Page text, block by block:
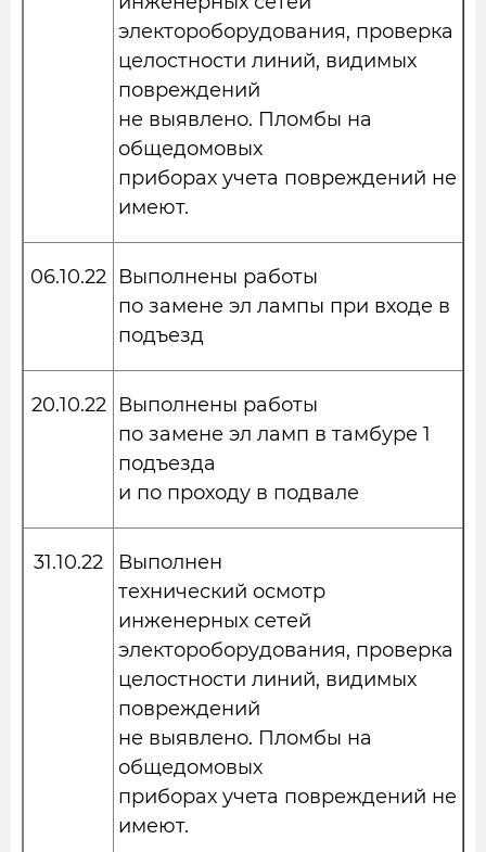
электороборудования, проверка
целостности линий, видимых
повреждений
не выявлено. Пломбы на
общедомовых
приборах учета повреждений не
имеют.
06.10.22 Выполнены работы
по замене эл лампы при входе в
подъезд
20.10.22
Выполнены работы
по замене эл ламп в тамбуре 1
подъезда
и по проходу в подвале
31.10.22
Выполнен
технический осмотр
инженерных сетей
электороборудования, проверка
целостности линий, видимых
повреждений
не выявлено. Пломбы на
общедомовых
приборах учета повреждений не
имеют.